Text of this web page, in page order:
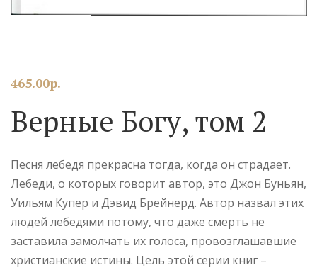
465.00р.
Верные Богу, том 2
Песня лебедя прекрасна тогда, когда он страдает.
Лебеди, о которых говорит автор, это Джон Буньян,
Уильям Купер и Дэвид Брейнерд. Автор назвал этих
людей лебедями потому, что даже смерть не
заставила замолчать их голоса, провозглашавшие
христианские истины. Цель этой серии книг –